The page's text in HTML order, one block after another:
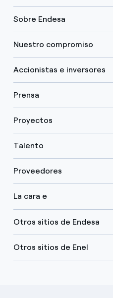
Sobre Endesa
Nuestro compromiso
Accionistas e inversores
Prensa
Proyectos
Talento
Proveedores
La cara e
Otros sitios de Endesa
Otros sitios de Enel